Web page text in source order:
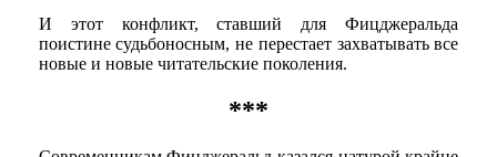
И этот конфликт, ставший для Фицджеральда
поистине судьбоносным, не перестает захватывать все
новые и новые читательские поколения.
***